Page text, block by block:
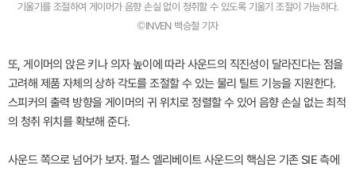
기울기를 조절하여 게이머가 음향 손실 없이 청취할 수 있도록 기울기 조절이 가능하다.
©INVEN 백승철 기자
또, 게이머의 앉은 키나 의자 높이에 따라 사운드의 직진성이 달라진다는 점을
고려해 제품 자체의 상하 각도를 조절할 수 있는 물리 틸트 기능을 지원한다.
스피커의 출력 방향을 게이머의 귀 위치로 정렬할 수 있어 음향 손실 없는 최적
의 청취 위치를 확보해 준다.
사운드 쪽으로 넘어가 보자. 펄스 엘리베이트 사운드의 핵심은 기존 SIE 측에